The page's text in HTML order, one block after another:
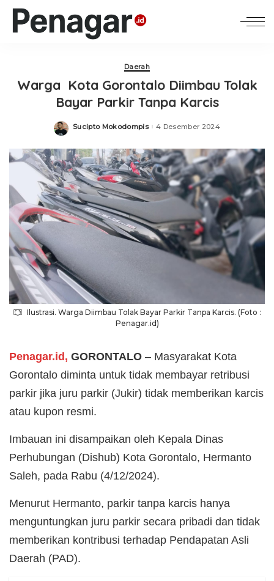
Daerah
Warga Kota Gorontalo Diimbau Tolak
Bayar Parkir Tanpa Karcis
Posted
Sucipto Mokodompis 4 Desember 2024
Ilustrasi. Warga Diimbau Tolak Bayar Parkir Tanpa Karcis. (Foto :
Penagar.id)
Penagar.id, GORONTALO – Masyarakat Kota
Gorontalo diminta untuk tidak membayar retribusi
parkir jika juru parkir (Jukir) tidak memberikan karcis
atau kupon resmi.
Imbauan ini disampaikan oleh Kepala Dinas
Perhubungan (Dishub) Kota Gorontalo, Hermanto
Saleh, pada Rabu (4/12/2024).
Menurut Hermanto, parkir tanpa karcis hanya
menguntungkan juru parkir secara pribadi dan tidak
memberikan kontribusi terhadap Pendapatan Asli
Daerah (PAD).